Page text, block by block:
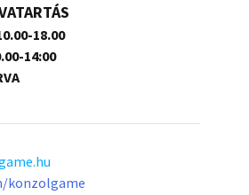
18.00
14:00
konzolgame